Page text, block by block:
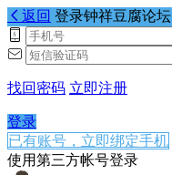
返回 登录钟祥豆腐论坛
找回密码 立即注册
登录
已有账号，立即绑定手机
使用第三方帐号登录